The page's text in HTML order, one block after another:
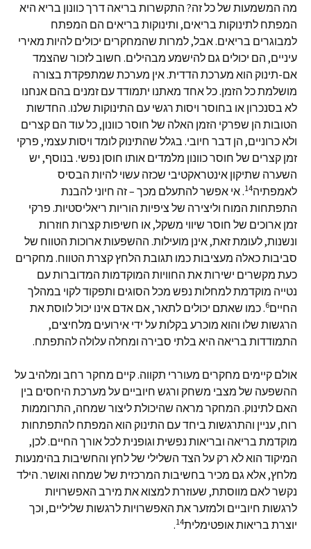
מה המשמעות של כל זה? התקשרות בריאה דרך כוונון בריא היא
המפתח לתינוקות בריאים, ותינוקות בריאים הם המפתח
למבוגרים בריאים. אבל, למרות שהמחקרים יכולים להיות מאירי
עיניים, הם יכולים גם להישמע מבהילים. חשוב לזכור שהצמד
אם-תינוק הוא מערכת הדדית. אין מערכת שמתפקדת בצורה
מושלמת כל הזמן. כל אחד מאתנו יתמודד עם זמנים בהם אנחנו
לא בסנכרון או בחוסר ויסות רגשי עם התינוקות שלנו. החדשות
הטובות הן שפרקי הזמן האלה של חוסר כוונון, כל עוד הם קצרים
ולא כרוניים, הן דבר חיובי. בגלל שהתינוק לומד ויסות עצמי, פרקי
זמן קצרים של חוסר כוונון מלמדים אותו חוסן נפשי. בנוסף, יש
השערה שתיקון אינטראקטיבי שכזה עשוי להיות הבסיס
לאמפתיה14. אי אפשר להתעלם מכך – זה חיוני להבנת
התפתחות המוח וליצירה של ציפיות הוריות ריאליסטיות. פרקי
זמן ארוכים של חוסר שיווי משקל, או חשיפות קצרות חוזרות
ונשנות, לעומת זאת, אינן מועילות. ההשפעות ארוכות הטווח של
סביבות כאלה מעציבות כמו תגובת הלחץ קצרת הטווח. מחקרים
כעת מקשרים ישירות את החוויות המוקדמות המדוברות עם
נטייה מוקדמת למחלות נפש מכל הסוגים ותפקוד לקוי במהלך
החיים6. כמו שאתם יכולים לתאר, אם אדם אינו יכול לווסת את
הרגשות שלו והוא מוכרע בקלות על ידי אירועים מלחיצים,
התמודדות בריאה היא בלתי סבירה ומחלה עלולה להתפתח.
אולם קיימים מחקרים מעוררי תקווה. קיים מחקר רחב ומלהיב על
ההשפעה של מצבי משחק ורגש חיוביים על מערכת היחסים בין
האם לתינוק. המחקר מראה שהיכולת ליצור שמחה, התרוממות
רוח, עניין והתרגשות ביחד עם התינוק הוא המפתח להתפתחות
מוקדמת בריאה ובריאות נפשית וגופנית לכל אורך החיים. לכן,
המיקוד הוא לא רק על הצד השלילי של לחץ והחשיבות בהימנעות
מלחץ, אלא גם מכיר בחשיבות המרכזית של שמחה ואושר. הילד
נקשר לאם מווסתת, שעוזרת למצוא את מירב האפשרויות
לרגשות חיוביים ולמזער את האפשרויות לרגשות שליליים, וכך
יוצרת בריאות אופטימלית14
.